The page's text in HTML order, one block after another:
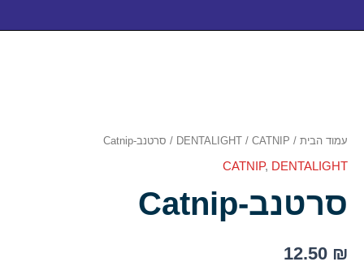
עמוד הבית /
DENTALIGHT / CATNIP / סרטנב-Catnip
CATNIP, DENTALIGHT
סרטנב-Catnip
12.50 ₪